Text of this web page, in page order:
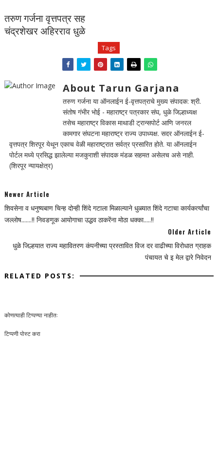
तरुण गर्जना वृत्तपत्र सह
चंद्रशेखर अहिरराव धुळे
Tags
About Tarun Garjana
तरुण गर्जना या ऑनलाईन ई-वृत्तपत्राचे मुख्य संपादक: श्री.
संतोष गंभीर भोई - महाराष्ट्र पत्रकार संघ, धुळे जिल्हाध्यक्ष
तसेच महाराष्ट्र विकास माथाडी ट्रान्सपोर्ट आणि जनरल
कामगार संघटना महाराष्ट्र राज्य उपाध्यक्ष. सदर ऑनलाईन ई-
वृत्तपत्र शिरपूर येथून एकाच वेळी महाराष्ट्रात सर्वत्र प्रसारित होते. या ऑनलाईन
पोर्टल मध्ये प्रसिद्ध झालेल्या मजकुराशी संपादक मंडळ सहमत असेलच असे नाही.
(शिरपूर न्यायक्षेत्र)
Newer Article
शिवसेना व धनुष्यबाण चिन्ह दोन्ही शिंदे गटाला मिळाल्याने धुळ्यात शिंदे गटाचा कार्यकर्त्यांचा
जल्लोष.......!! निवडणूक आयोगाचा उद्धव ठाकरेंना मोठा धक्का.....!!
Older Article
धुळे जिल्हयात राज्य महावितरण कंपनीच्या प्रस्तावित विज दर वाढीच्या विरोधात ग्राहक
पंचायत चे इ मेल द्वारे निवेदन
RELATED POSTS:
कोणत्याही टिप्पण्‍या नाहीत:
टिप्पणी पोस्ट करा